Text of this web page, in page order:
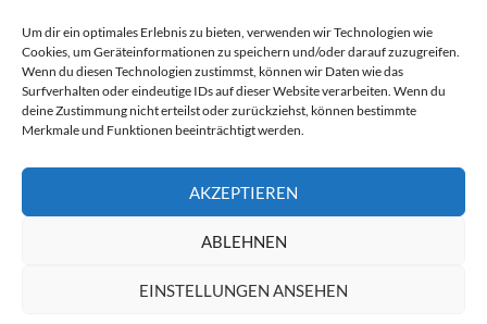
Um dir ein optimales Erlebnis zu bieten, verwenden wir Technologien wie
Cookies, um Geräteinformationen zu speichern und/oder darauf zuzugreifen.
Wenn du diesen Technologien zustimmst, können wir Daten wie das
Surfverhalten oder eindeutige IDs auf dieser Website verarbeiten. Wenn du
deine Zustimmung nicht erteilst oder zurückziehst, können bestimmte
Merkmale und Funktionen beeinträchtigt werden.
AKZEPTIEREN
ABLEHNEN
EINSTELLUNGEN ANSEHEN
OFFIZIELLES
Impressum